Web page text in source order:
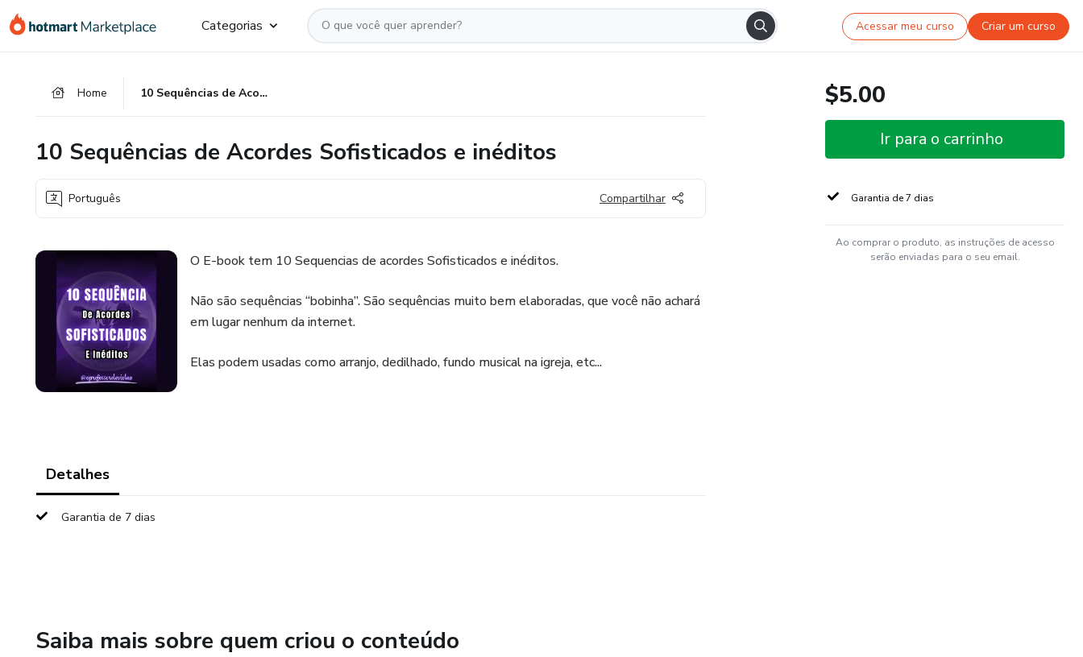
para
para
para
Categorias Acessar meu curso Criar um curso
Home 10 Sequências de Acordes Sofisticados e inéditos
10 Sequências de Acordes Sofisticados e inéditos
Português Compartilhar
O E-book tem 10 Sequencias de acordes Sofisticados e inéditos.
Não são sequências “bobinha”. São sequências muito bem elaboradas, que você não achará
em lugar nenhum da internet.
Elas podem usadas como arranjo, dedilhado, fundo musical na igreja, etc...
Detalhes
Garantia de 7 dias
Saiba mais sobre quem criou o conteúdo
$5.00
Ir para o carrinho
Garantia de 7 dias
Ao comprar o produto, as instruções de acesso
serão enviadas para o seu email.